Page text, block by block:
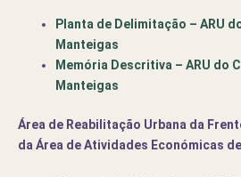
Planta de Delimitação – ARU
Manteigas
Memória Descritiva – ARU do
Manteigas
Área de Reabilitação Urbana da
da Área de Atividades Económicas